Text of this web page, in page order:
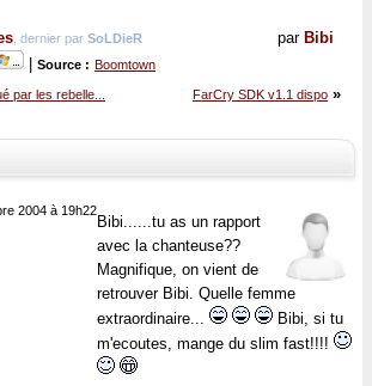
par Bibi
, dernier par SoLDieR
| Source : Boomtown
FarCry SDK v1.1 dispo »
par les rebelle...
2004 à 19h22
Bibi......tu as un rapport
avec la chanteuse??
Magnifique, on vient de
retrouver Bibi. Quelle femme
extraordinaire...
Bibi, si tu
m'ecoutes, mange du slim fast!!!!